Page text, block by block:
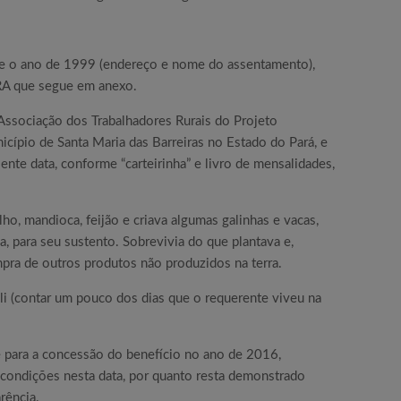
o ano de 1999 (endereço e nome do assentamento),
que segue em anexo.
dos Trabalhadores Rurais do Projeto
de Santa Maria das Barreiras no Estado do Pará, e
data, conforme “carteirinha” e livro de mensalidades,
mandioca, feijão e criava algumas galinhas e vacas,
para seu sustento. Sobrevivia do que plantava e,
de outros produtos não produzidos na terra.
(contar um pouco dos dias que o requerente viveu na
a concessão do benefício no ano de 2016,
nesta data, por quanto resta demonstrado